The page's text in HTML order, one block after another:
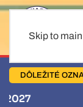
Skip to
DÔLEŽITÉ
Informácie